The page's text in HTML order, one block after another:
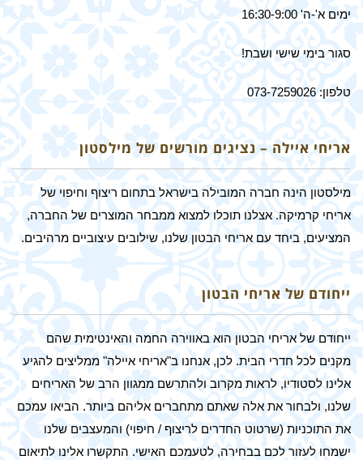
ימים א'-ה' 16:30-9:00
סגור בימי שישי ושבת!
טלפון: 073-7259026
אריחי איילה – נציגים מורשים של מילסטון
מילסטון הינה חברה המובילה בישראל בתחום ריצוף וחיפוי של
אריחי קרמיקה. אצלנו תוכלו למצוא ממבחר המוצרים של החברה,
המציעים, ביחד עם אריחי הבטון שלנו, שילובים עיצוביים מרהיבים.
ייחודם של אריחי הבטון
ייחודם של אריחי הבטון הוא באווירה החמה והאינטימית שהם
מקנים לכל חדרי הבית. לכן, אנחנו ב"אריחי איילה" ממליצים להגיע
אלינו לסטודיו, לראות מקרוב ולהתרשם ממגוון הרב של האריחים
שלנו, ולבחור את אלה שאתם מתחברים אליהם ביותר. הביאו עמכם
את התוכניות (שרטוט החדרים לריצוף / חיפוי) והמעצבים שלנו
ישמחו לעזור לכם בבחירה, לטעמכם האישי. התקשרו אלינו לתיאום